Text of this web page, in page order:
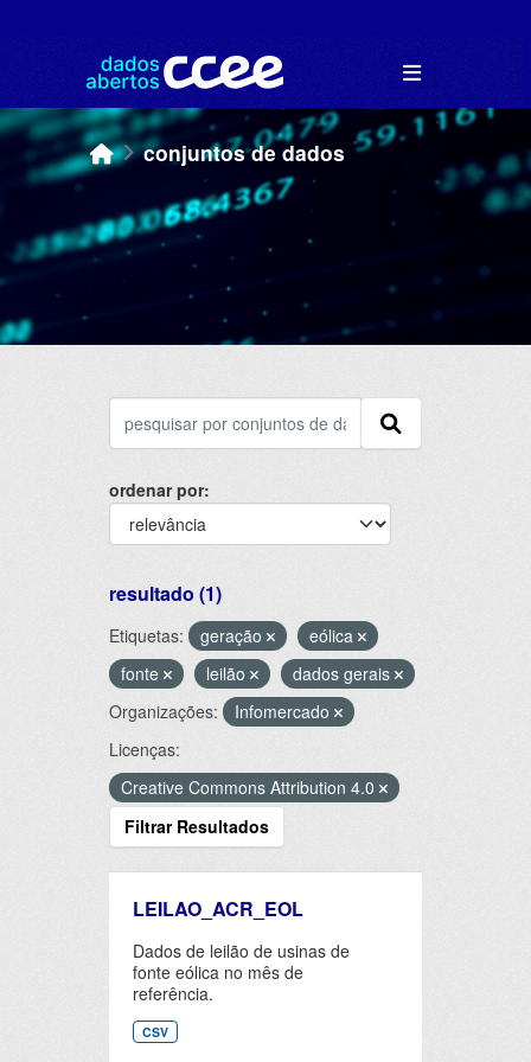
conjuntos de dados
ordenar por
resultado (1)
Etiquetas: geração
eólica
fonte
leilão
dados gerais
Organizações:
Infomercado
Licenças:
Creative Commons Attribution 4.0
Filtrar Resultados
LEILAO_ACR_EOL
Dados de leilão de usinas de
fonte eólica no mês de
referência.
CSV